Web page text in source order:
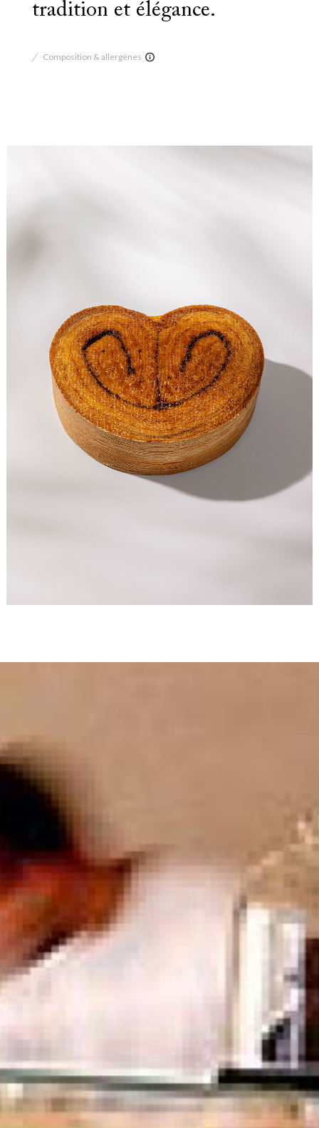
tradition et élégance.
Composition & allergènes